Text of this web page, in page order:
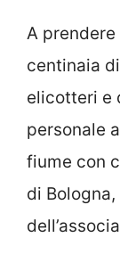
A
centinaia
elicotteri e
personale
fiume con
di